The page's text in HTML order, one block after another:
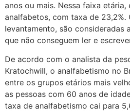
anos ou mais. Nessa faixa etária,
analfabetos, com taxa de 23,2%.
levantamento, são consideradas
que não conseguem ler e
De acordo com o analista da
Kratochwill, o analfabetismo no
entre os grupos etários mais
as pessoas com 60 anos de
taxa de analfabetismo cai para